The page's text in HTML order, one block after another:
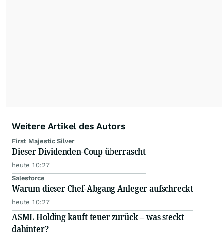
Weitere Artikel des Autors
First Majestic Silver
Dieser Dividenden-Coup überrascht
heute 10:27
Salesforce
Warum dieser Chef-Abgang Anleger aufschreckt
heute 10:27
ASML Holding kauft teuer zurück – was steckt
dahinter?